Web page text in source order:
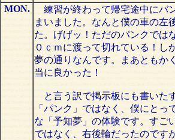
MON.
練習が終わって帰宅途中にバ
まいました。なんと僕の車の左
た。げげッ！ただのパンクでは
０ｃｍに渡って切れている！し
夢の通りなんです。まあともか
当に良かった！
と言う訳で掲示板にも書いた
「パンク」ではなく、僕にとっ
な「予知夢」の体験です。すご
ではなく、右後輪だったのです